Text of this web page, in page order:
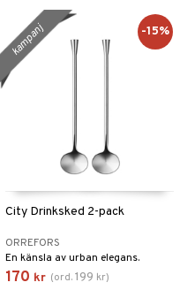
City Drinksked 2-pack
ORREFORS
En känsla av urban elegans.
170 kr (ord.199 kr)
kampanj -15%